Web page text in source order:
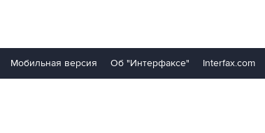
Мобильная версия Об "Интерфаксе" Interfax.com